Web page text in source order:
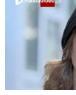
Faceამბები